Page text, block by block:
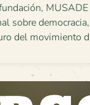
MUSADE
sobre
del movimiento